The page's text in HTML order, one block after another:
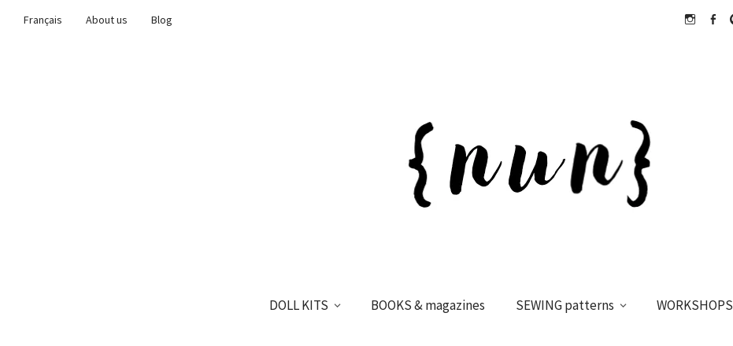
Français About us
Blog
DOLL KITS BOOKS & magazines SEWING patterns WORKSHOPS